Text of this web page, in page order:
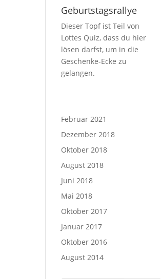
Geburtstagsrallye
Dieser Topf ist Teil von
Lottes Quiz, dass du hier
lösen darfst, um in die
Geschenke-Ecke zu
gelangen.
Februar 2021
Dezember 2018
Oktober 2018
August 2018
Juni 2018
Mai 2018
Oktober 2017
Januar 2017
Oktober 2016
August 2014